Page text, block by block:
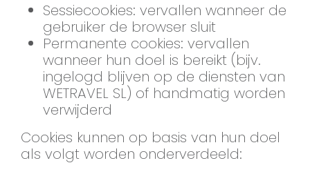
Sessiecookies: vervallen wanneer de
gebruiker de browser sluit
Permanente cookies: vervallen
wanneer hun doel is bereikt (bijv.
ingelogd blijven op de diensten van
WETRAVEL SL) of handmatig worden
verwijderd
Cookies kunnen op basis van hun doel
als volgt worden onderverdeeld: